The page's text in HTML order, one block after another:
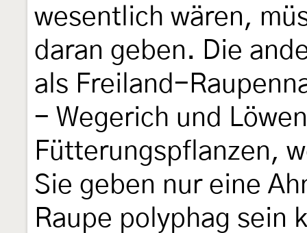
wesentlich wären,
daran geben. Die
als Freiland-
- Wegerich und
Fütterungspflanzen,
Sie geben nur eine
Raupe polyphag sein